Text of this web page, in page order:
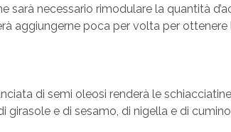
sarà necessario rimodulare la quantità
aggiungerne poca per volta per
di semi oleosi renderà le
girasole e di sesamo, di nigella e di